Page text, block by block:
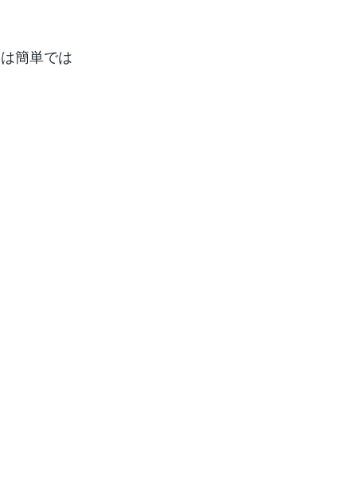
簡単では